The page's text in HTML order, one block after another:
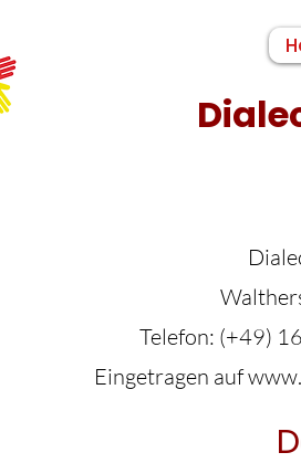
Telefon: (+49)
Eingetragen auf